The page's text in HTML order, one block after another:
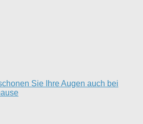
Sie Ihre Augen auch bei